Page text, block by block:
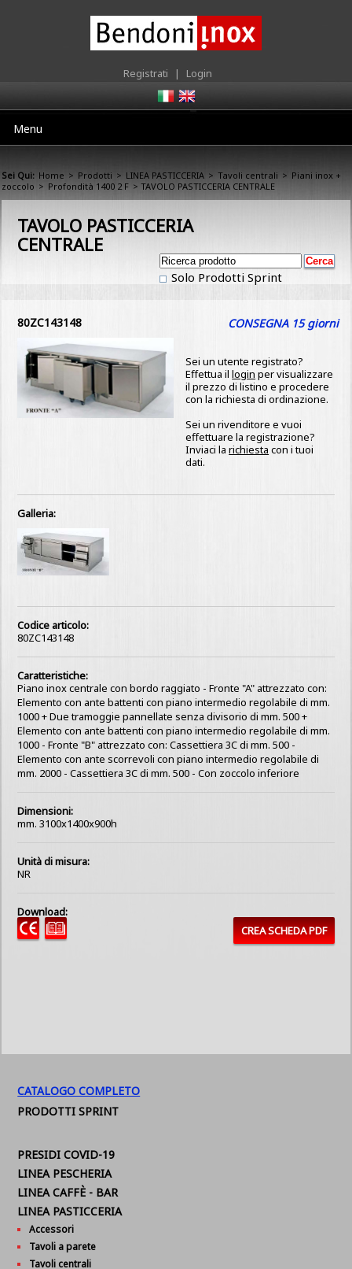
Registrati | Login
Menu
Sei Qui: Home > Prodotti > LINEA PASTICCERIA > Tavoli centrali > Piani inox +
zoccolo > Profondità 1400 2 F > TAVOLO PASTICCERIA CENTRALE
TAVOLO PASTICCERIA
CENTRALE
Solo Prodotti Sprint
80ZC143148
Sei un utente registrato?
Effettua illogin per visualizzare
il prezzo di listino e procedere
con la richiesta di ordinazione.
Sei un rivenditore e vuoi
effettuare la registrazione?
Inviaci larichiesta con i tuoi
dati.
CONSEGNA 15 giorni
Galleria:
Codice articolo:
80ZC143148
Caratteristiche:
Piano inox centrale con bordo raggiato - Fronte "A" attrezzato con:
Elemento con ante battenti con piano intermedio regolabile di mm.
1000 + Due tramoggie pannellate senza divisorio di mm. 500 +
Elemento con ante battenti con piano intermedio regolabile di mm.
1000 - Fronte "B" attrezzato con: Cassettiera 3C di mm. 500 -
Elemento con ante scorrevoli con piano intermedio regolabile di
mm. 2000 - Cassettiera 3C di mm. 500 - Con zoccolo inferiore
Dimensioni:
mm. 3100x1400x900h
Unità di misura:
NR
Download:
CREA SCHEDA PDF
CATALOGO COMPLETO
PRODOTTI SPRINT
PRESIDI COVID-19
LINEA PESCHERIA
LINEA CAFFÈ - BAR
LINEA PASTICCERIA
Accessori
Tavoli a parete
Tavoli centrali